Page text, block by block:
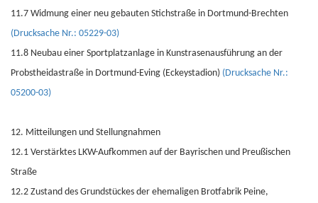
11.7 Widmung einer neu gebauten Stichstraße in Dortmund-Brechten
(Drucksache Nr.: 05229-03)
11.8 Neubau einer Sportplatzanlage in Kunstrasenausführung an der
Probstheidastraße in Dortmund-Eving (Eckeystadion) (Drucksache Nr.:
05200-03)
12. Mitteilungen und Stellungnahmen
12.1 Verstärktes LKW-Aufkommen auf der Bayrischen und Preußischen
Straße
12.2 Zustand des Grundstückes der ehemaligen Brotfabrik Peine,